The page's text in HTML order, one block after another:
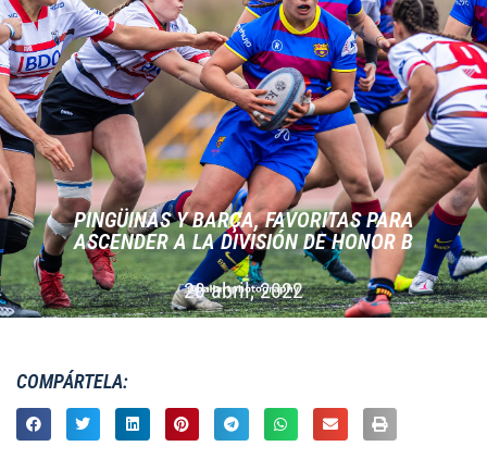
PINGÜINAS Y BARÇA, FAVORITAS PARA
ASCENDER A LA DIVISIÓN DE HONOR B
20 abril, 2022
COMPÁRTELA: